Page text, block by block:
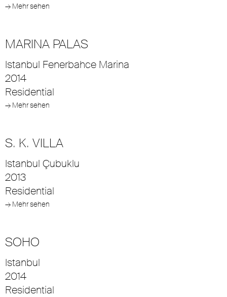
→ Mehr sehen
MARINA PALAS
Istanbul Fenerbahce Marina
2014
Residential
→ Mehr sehen
S. K. VILLA
Istanbul Çubuklu
2013
Residential
→ Mehr sehen
SOHO
Istanbul
2014
Residential